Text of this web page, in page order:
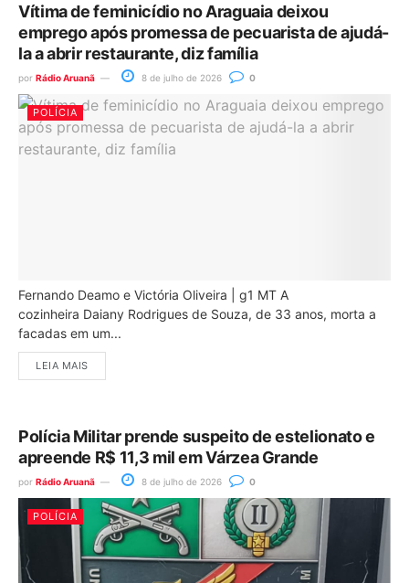
Vítima de feminicídio no Araguaia deixou
emprego após promessa de pecuarista de ajudá-
la a abrir restaurante, diz família
por Rádio Aruanã 8 de julho de 2026 0
POLÍCIA
Fernando Deamo e Victória Oliveira | g1 MT A
cozinheira Daiany Rodrigues de Souza, de 33 anos, morta a
facadas em um...
LEIA MAIS
Polícia Militar prende suspeito de estelionato e
apreende R$ 11,3 mil em Várzea Grande
por Rádio Aruanã 8 de julho de 2026 0
POLÍCIA